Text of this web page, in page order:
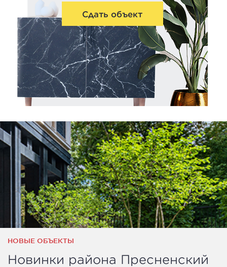
Сдать объект
НОВЫЕ ОБЪЕКТЫ
Новинки района Пресненский